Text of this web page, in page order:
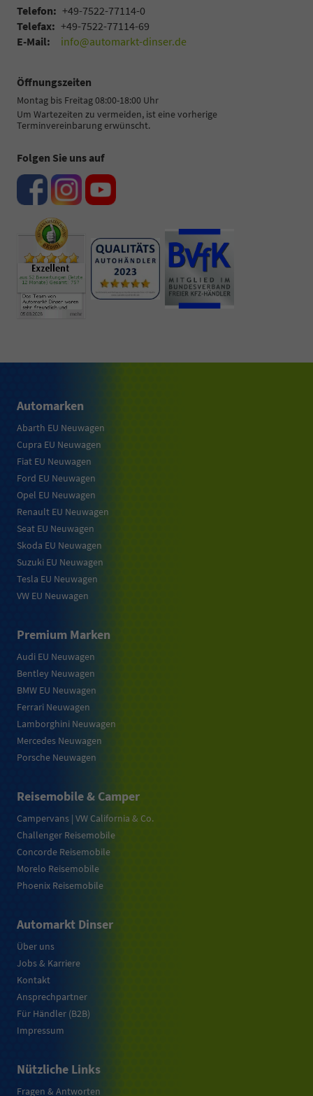
Telefon: +49-7522-77114-0
Telefax: +49-7522-77114-69
E-Mail:
info@automarkt-dinser.de
Öffnungszeiten
Montag bis Freitag 08:00-18:00 Uhr
Um Wartezeiten zu vermeiden, ist eine vorherige
Terminvereinbarung erwünscht.
Folgen Sie uns auf
Automarken
Abarth EU Neuwagen
Cupra EU Neuwagen
Fiat EU Neuwagen
Ford EU Neuwagen
Opel EU Neuwagen
Renault EU Neuwagen
Seat EU Neuwagen
Skoda EU Neuwagen
Suzuki EU Neuwagen
Tesla EU Neuwagen
VW EU Neuwagen
Premium Marken
Audi EU Neuwagen
Bentley Neuwagen
BMW EU Neuwagen
Ferrari Neuwagen
Lamborghini Neuwagen
Mercedes Neuwagen
Porsche Neuwagen
Reisemobile & Camper
Campervans | VW California & Co.
Challenger Reisemobile
Concorde Reisemobile
Morelo Reisemobile
Phoenix Reisemobile
Automarkt Dinser
Über uns
Jobs & Karriere
Kontakt
Ansprechpartner
Für Händler (B2B)
Impressum
Nützliche Links
Fragen & Antworten